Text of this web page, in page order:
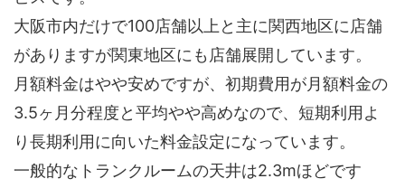
大阪市内だけで100店舗以上と主に関西地区に店舗
がありますが関東地区にも店舗展開しています。
月額料金はやや安めですが、初期費用が月額料金の
3.5ヶ月分程度と平均やや高めなので、短期利用よ
り長期利用に向いた料金設定になっています。
一般的なトランクルームの天井は2.3mほどです